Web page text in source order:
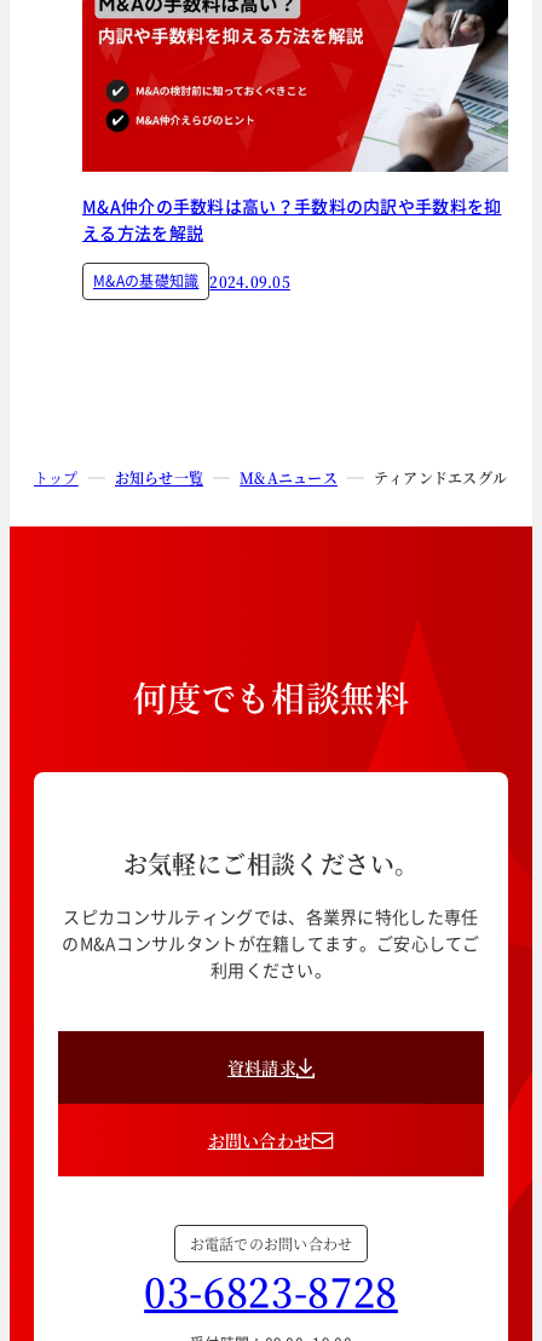
M&A仲介の手数料は高い？手数料の内訳や手数料を抑
える方法を解説
M&Aの基礎知識 2024.09.05
トップ お知らせ一覧 M&Aニュース ティアンドエスグルー
何度でも相談無料
お気軽にご相談ください。
スピカコンサルティングでは、各業界に特化した専任
のM&Aコンサルタントが在籍してます。ご安心してご
利用ください。
資料請求
お問い合わせ
お電話でのお問い合わせ
03-6823-8728